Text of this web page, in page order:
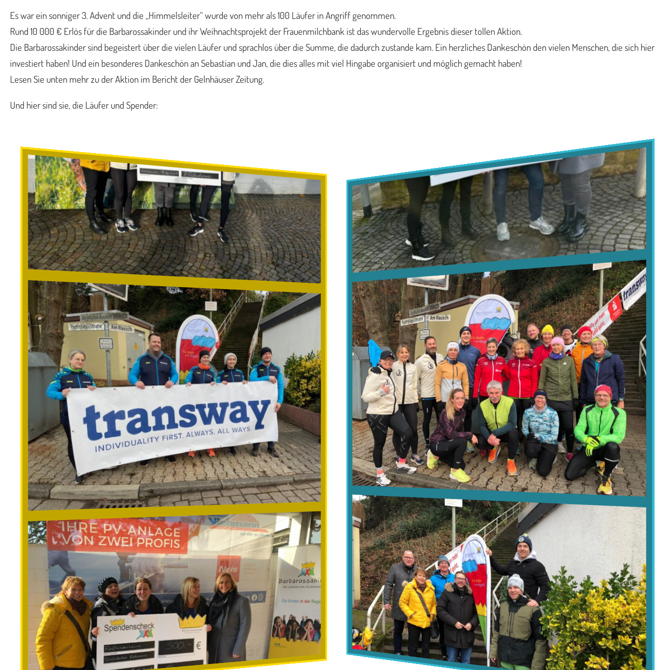
Es war ein sonniger 3. Advent und die „Himmelsleiter“ wurde von mehr als 100 Läufer in Angriff genommen.
Rund 10 000 € Erlös für die Barbarossakinder und ihr Weihnachtsprojekt der Frauenmilchbank ist das wundervolle Ergebnis dieser tollen Aktion.
Die Barbarossakinder sind begeistert über die vielen Läufer und sprachlos über die Summe, die dadurch zustande kam. Ein herzliches Dankeschön den vielen Menschen, die sich hier
investiert haben! Und ein besonderes Dankeschön an Sebastian und Jan, die dies alles mit viel Hingabe organisiert und möglich gemacht haben!
Lesen Sie unten mehr zu der Aktion im Bericht der Gelnhäuser Zeitung.
Und hier sind sie, die Läufer und Spender: